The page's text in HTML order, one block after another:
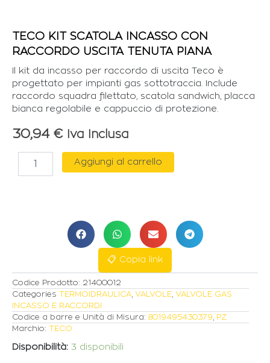
TECO KIT SCATOLA INCASSO CON
RACCORDO USCITA TENUTA PIANA
Il kit da incasso per raccordo di uscita Teco è
progettato per impianti gas sottotraccia. Include
raccordo squadra filettato, scatola sandwich, placca
bianca regolabile e cappuccio di protezione.
30,94 € Iva Inclusa
Aggiungi al carrello
📋 Copia link
Codice Prodotto: 21400012
Categories TERMOIDRAULICA VALVOLE VALVOLE GAS
INCASSO E RACCORDI
Codice a barre e Unità di Misura: 8019495430379 PZ
Marchio: TECO
Disponibilità: 3 disponibili